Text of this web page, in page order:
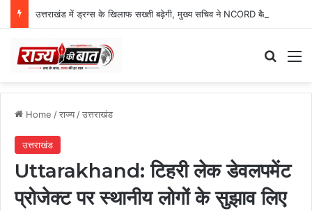
Home /राज्य/उत्तराखंड
उत्तराखंड
Uttarakhand: टिहरी लेक डेवलपमेंट
प्रोजेक्ट पर स्थानीय लोगों के सुझाव लिए